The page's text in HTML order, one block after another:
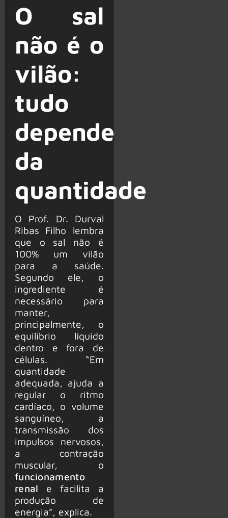
O sal
não é o
vilão:
tudo
depende
da
quantidade
O Prof. Dr. Durval
Ribas Filho lembra
que o sal não é
100% um vilão
para a saúde.
Segundo ele, o
ingrediente é
necessário para
manter,
principalmente, o
equilíbrio líquido
dentro e fora de
células. “Em
quantidade
adequada, ajuda a
regular o ritmo
cardíaco, o volume
sanguíneo, a
transmissão dos
impulsos nervosos,
a contração
muscular, o
funcionamento
renal e facilita a
produção de
energia”, explica.